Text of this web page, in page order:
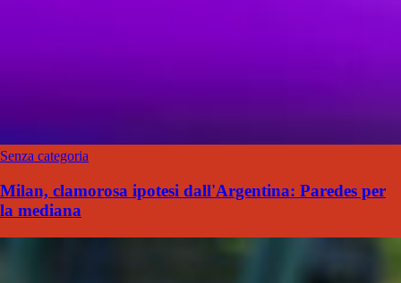
Senza categoria
Milan, clamorosa ipotesi dall'Argentina: Paredes per
la mediana